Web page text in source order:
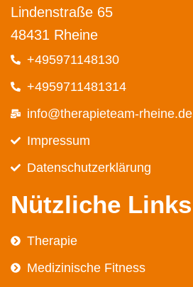
Lindenstraße 65
48431 Rheine
+495971148130
+4959711481314
info@therapieteam-rheine.de
Impressum
Datenschutz­erklärung
Nützliche Links
Therapie
Medizinische Fitness